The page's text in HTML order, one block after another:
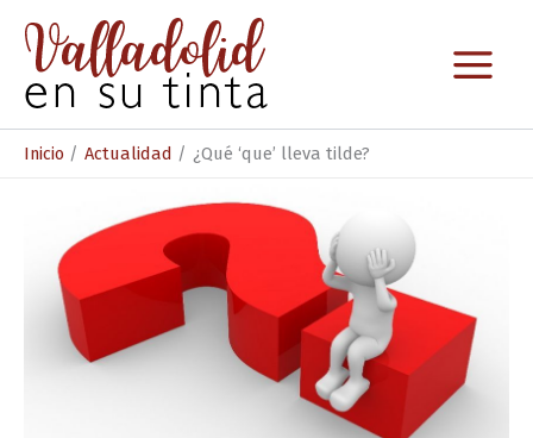
contenido
Inicio Actualidad ¿Qué ‘que’ lleva tilde?